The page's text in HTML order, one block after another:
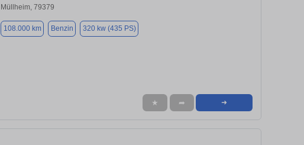
Müllheim, 79379
108.000 km Benzin 320 kw (435 PS)
★ ➦ ➜